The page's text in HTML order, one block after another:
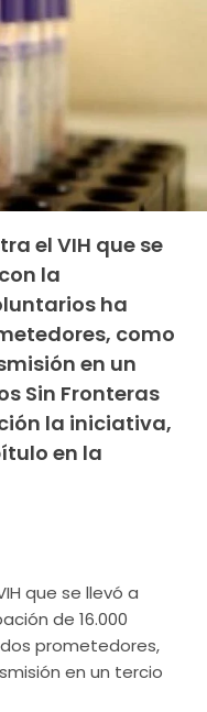
el VIH que se
la
ha
como
en un
Sin Fronteras
la iniciativa,
en la
que se llevó a
de 16.000
prometedores,
en un tercio